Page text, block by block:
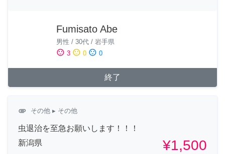
Fumisato Abe
男性 / 30代 / 岩手県
sentiment_satisfied 3 sentiment_neutral 0 sentiment_dissatisfied 0
終了
attachment その他 ▸ その他
虫退治を至急お願いします！！！
新潟県
¥1,500